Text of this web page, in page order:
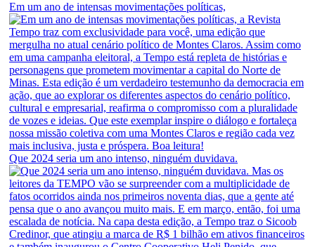
Em um ano de intensas movimentações políticas,
Que 2024 seria um ano intenso, ninguém duvidava.